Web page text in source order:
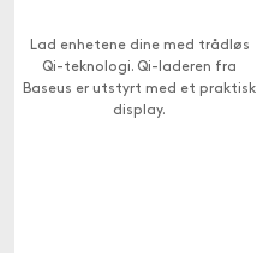
Lad enhetene dine med trådløs
Qi-teknologi. Qi-laderen fra
Baseus er utstyrt med et praktisk
display.